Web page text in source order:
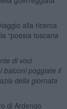
alla ricerca
“poesia toscana
di voci
balconi poggiate il
della giornata
di Ardengo